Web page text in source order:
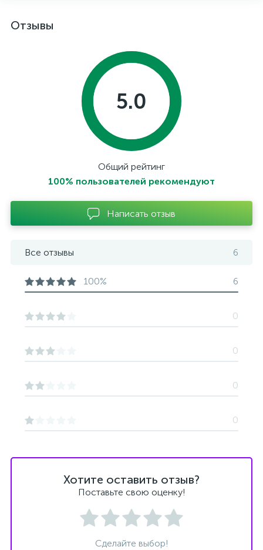
Отзывы
Хотите оставить отзыв?
Поставьте свою оценку!
Сделайте выбор!
5.0
Общий рейтинг
100% пользователей рекомендуют
Написать отзыв
Все отзывы 6
100% 6
0
0
0
0